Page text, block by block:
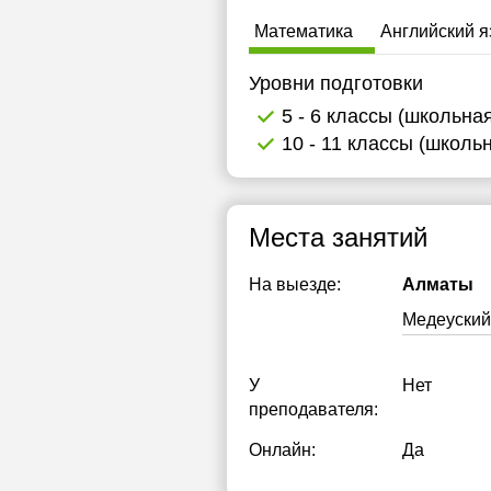
Математика Английский
Уровни подготовки
5 - 6 классы
10 - 11 классы
Места занятий
На выезде:
Алматы
Медеуский
У
преподавателя:
Нет
Онлайн: Да